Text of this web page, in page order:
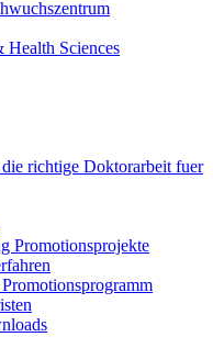
Sciences
richtige Doktorarbeit fuer
Promotionsprojekte